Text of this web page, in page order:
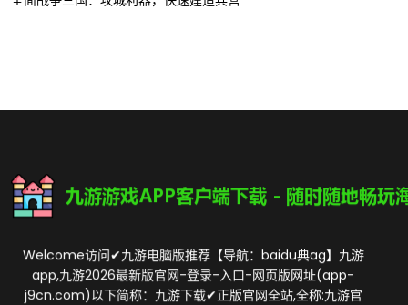
Welcome访问✔九游电脑版推荐【导航：baidu典ag】九游
app,九游2026最新版官网-登录-入口-网页版网址(app-
j9cn.com)以下简称：九游下载✔正版官网全站,全称:九游官